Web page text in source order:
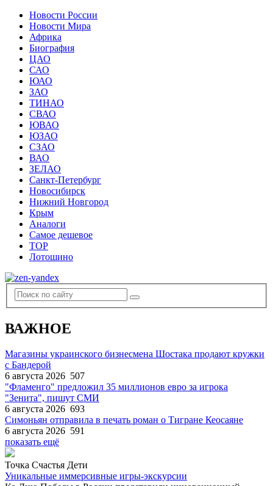
Новости России
Новости Мира
Африка
Биография
ЦАО
САО
ЮАО
ЗАО
ТИНАО
СВАО
ЮВАО
ЮЗАО
СЗАО
ВАО
ЗЕЛАО
Санкт-Петербург
Новосибирск
Нижний Новгород
Крым
Аналоги
Самое дешевое
TOP
Лотошино
ВАЖНОЕ
Магазины украинского бизнесмена Шостака продают кружки
с Бандерой
6 августа 2026 507
"Фламенго" предложил 35 миллионов евро за игрока
"Зенита", пишут СМИ
6 августа 2026 693
Симоньян отправила в печать роман о Тигране Кеосаяне
6 августа 2026 591
показать ещё
Точка Счастья Дети
Уникальные иммерсивные игры-экскурсии